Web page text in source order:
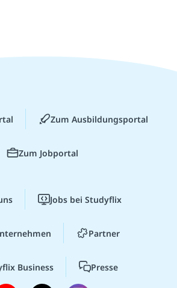
Zum Ausbildungsportal
Zum Jobportal
Jobs bei Studyflix
Partner
Business Presse